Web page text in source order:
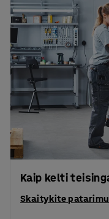
Kaip kelti
Skaitykite